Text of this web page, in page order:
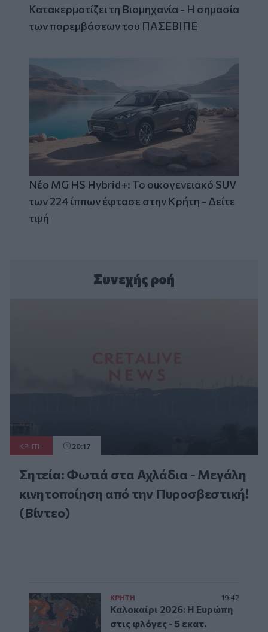
Κατακερματίζει τη Βιομηχανία - Η σημασία
των παρεμβάσεων του ΠΑΣΕΒΙΠΕ
Νέο MG HS Hybrid+: Το οικογενειακό SUV
των 224 ίππων έφτασε στην Κρήτη - Δείτε
τιμή
Συνεχής ροή
ΚΡΗΤΗ 20:17
Σητεία: Φωτιά στα Αχλάδια - Μεγάλη
κινητοποίηση από την Πυροσβεστική!
(Βίντεο)
ΚΡΗΤΗ 19:42
Καλοκαίρι 2026: Η Ευρώπη
στις φλόγες - 5 εκατ.